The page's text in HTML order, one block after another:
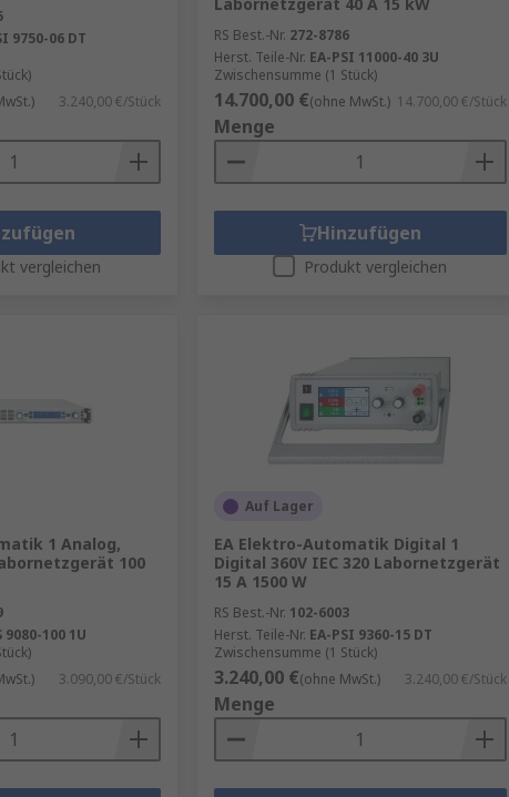
9750-06 DT
3.240,00 €/Stück
vergleichen
RS Best.-Nr. 272-8786
Herst. Teile-Nr. EA-PSI 11000-40 3U
Zwischensumme (1 Stück)
14.700,00 €(ohne MwSt.) 14.700,00 €/Stück
Menge
Hinzufügen
Produkt vergleichen
1 Analog,
100
9080-100 1U
3.090,00 €/Stück
Auf Lager
EA Elektro-Automatik Digital 1
Digital 360V IEC 320 Labornetzgerät
15 A 1500 W
RS Best.-Nr. 102-6003
Herst. Teile-Nr. EA-PSI 9360-15 DT
Zwischensumme (1 Stück)
3.240,00 €(ohne MwSt.) 3.240,00 €/Stück
Menge